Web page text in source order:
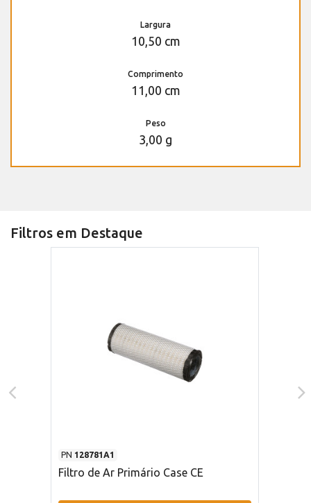
Largura
10,50 cm
Comprimento
11,00 cm
Peso
3,00 g
Filtros em Destaque
PN 128781A1
Filtro de Ar Primário Case CE